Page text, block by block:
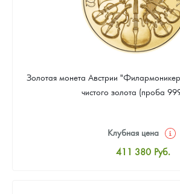
Золотая монета Австрии
чистого золота (проба
Клубная цена
411 380 Руб.